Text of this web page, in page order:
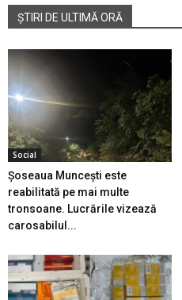
ȘTIRI DE ULTIMĂ ORĂ
Social
Șoseaua Muncești este
reabilitată pe mai multe
tronsoane. Lucrările vizează
carosabilul...